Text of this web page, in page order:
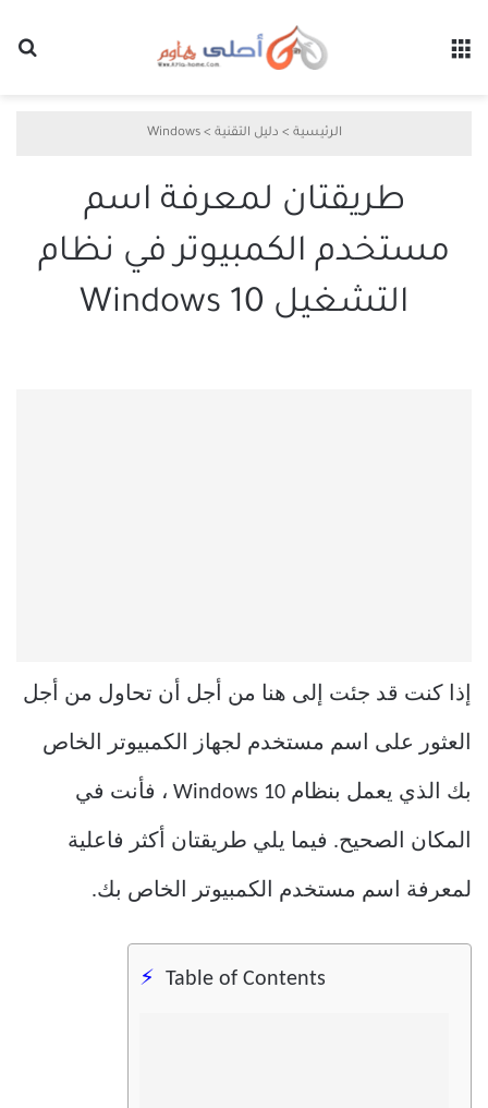
الرئيسية > دليل التقنية >
Windows
طريقتان لمعرفة اسم
مستخدم الكمبيوتر في نظام
التشغيل Windows 10
إذا كنت قد جئت إلى هنا من أجل أن تحاول من أجل
العثور على اسم مستخدم لجهاز الكمبيوتر الخاص
بك الذي يعمل بنظام Windows 10 ، فأنت في
المكان الصحيح. فيما يلي طريقتان أكثر فاعلية
لمعرفة اسم مستخدم الكمبيوتر الخاص بك.
Table of Contents